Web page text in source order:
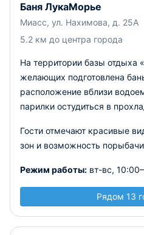
Баня ЛукаМорье
Миасс, ул. Нахимова, д. 25А
5.2 км до центра города
На территории базы отдыха
желающих подготовлена
расположение вблизи
парилки остудиться в
Гости отмечают красивые
зон и возможность
Режим работы: вт-вс,
Рядом 13